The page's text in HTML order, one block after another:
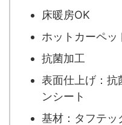
床暖房OK
ホットカーペッ
抗菌加工
表面仕上げ：抗
ンシート
基材：タフテッ